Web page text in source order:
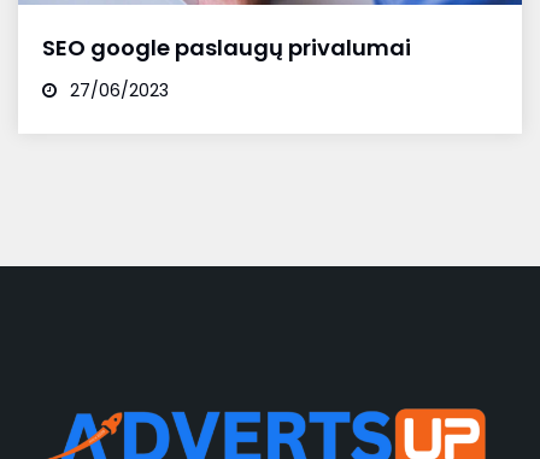
SEO google paslaugų privalumai
27/06/2023